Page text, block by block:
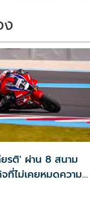
ง
ยรติ' ผ่าน 8 สนาม
ที่ไม่เคยหมดความ